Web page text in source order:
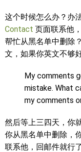
这个时候怎么办？办
Contact 页面联系他
帮忙从黑名单中删除
文，如果你英文不够
My comments
mistake. What
my comments
然后等上三四天，你
你从黑名单中删除，
联系他，回邮件就行了